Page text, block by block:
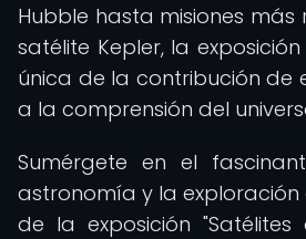
Hubble hasta misiones más
satélite Kepler, la
única de la contribución de
a la comprensión del
Sumérgete en el
astronomía y la
de la exposición